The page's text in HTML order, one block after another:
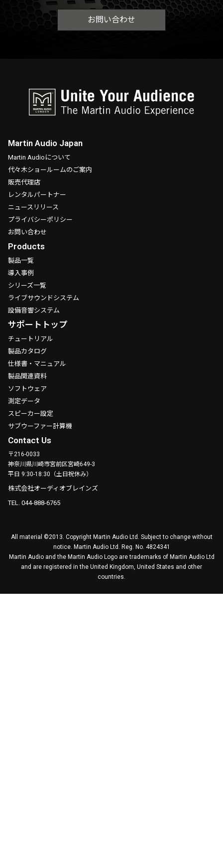
お問い合わせ
Martin Audio Japan
Martin Audioについて
代々木ショールームのご案内
販売代理店
レンタルパートナー
ニュースリリース
プライバシーポリシー
お問い合わせ
Products
製品一覧
導入事例
シリーズ一覧
ライブサウンドシステム
設備音響システム
サポートトップ
チュートリアル
製品カタログ
仕様書・マニュアル
製品関連資料
ソフトウェア
測定データ
スピーカー設定
サブウーファー計算機
Contact Us
〒216-0033
神奈川県川崎市宮前区宮崎649-3
平日 9:30-18:30（土日祝休み）
株式会社オーディオブレインズ
TEL. 044-888-6765
All material ©2013. Copyright Martin Audio Ltd. Subject to change without
notice. Martin Audio Ltd. Reg. No. 4824341
Martin Audio and the Martin Audio Logo are trademarks of Martin Audio Ltd
and are registered in the United Kingdom, United States and other
countries.